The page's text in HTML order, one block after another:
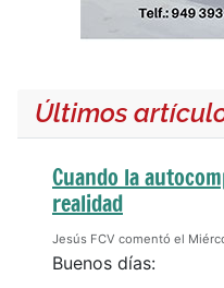
Últimos
Cuando la
realidad
Jesús FCV comentó el
Buenos días: